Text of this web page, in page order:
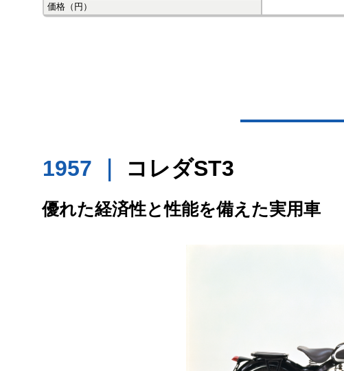
価格（円）
1957 ｜ コレダST3
優れた経済性と性能を備えた実用車